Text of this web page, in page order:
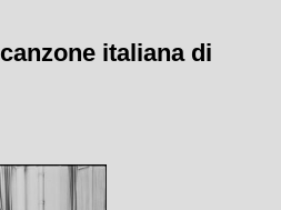
italiana di